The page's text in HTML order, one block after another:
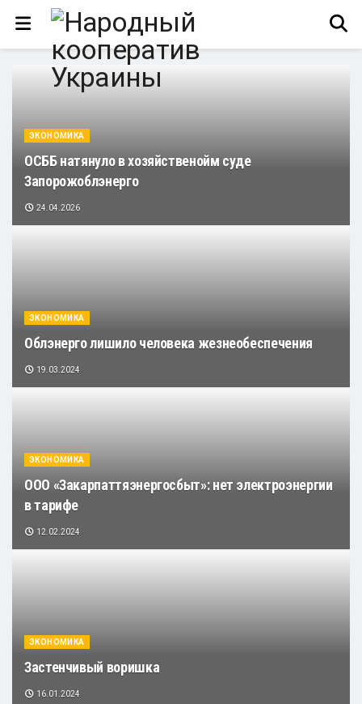
ЭКОНОМИКА
ОСББ натянуло в хозяйственойм суде
Запорожоблэнерго
24.04.2026
ЭКОНОМИКА
Облэнерго лишило человека жезнеобеспечения
19.03.2024
ЭКОНОМИКА
ООО «Закарпаттяэнергосбыт»: нет электроэнергии
в тарифе
12.02.2024
ЭКОНОМИКА
Застенчивый воришка
16.01.2024